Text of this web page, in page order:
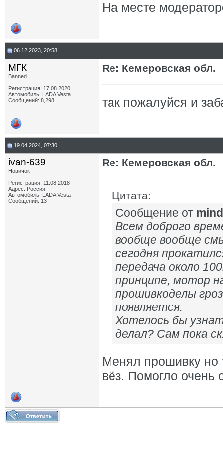
На месте
06.12.2023, 20:58
МГК
Banned
Регистрация: 17.08.2020
Автомобиль: LADA Vesta
Сообщений: 8,298
Re: Кемеровская обл.
так пожалуйся и
19.04.2024, 07:30
ivan-639
Новичок
Регистрация: 11.08.2018
Адрес: Россия.
Автомобиль: LADA Vesta
Сообщений: 13
Re: Кемеровская обл.
Цитата:
Сообщение от
Всем доброго
вообще вообще
сегодня
передача около
принципе, мотор
прошивкоделы
появляется.
Хотелось бы
делал? Сам пока
Менял прошивку но
вёз. Помогло очень